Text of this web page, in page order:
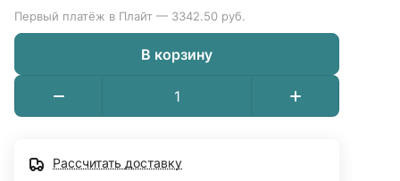
Первый платёж в Плайт — 3342.50 руб.
В корзину
Рассчитать доставку